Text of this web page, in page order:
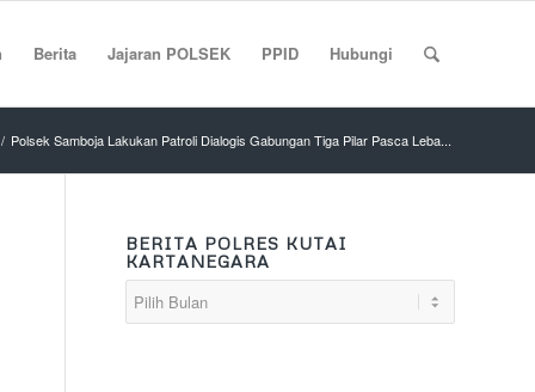
Berita Jajaran POLSEK PPID Hubungi
/ Polsek Samboja Lakukan Patroli Dialogis Gabungan Tiga Pilar Pasca Leba...
BERITA POLRES KUTAI
KARTANEGARA